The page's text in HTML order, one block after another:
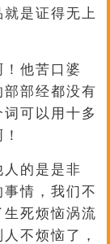
是证得无上
他苦口婆
部经都没有
可以用十多
的是是非
情，我们不
死烦恼涡流
不烦恼了，